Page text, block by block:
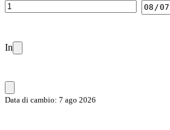
In
Data di cambio: 7 ago 2026